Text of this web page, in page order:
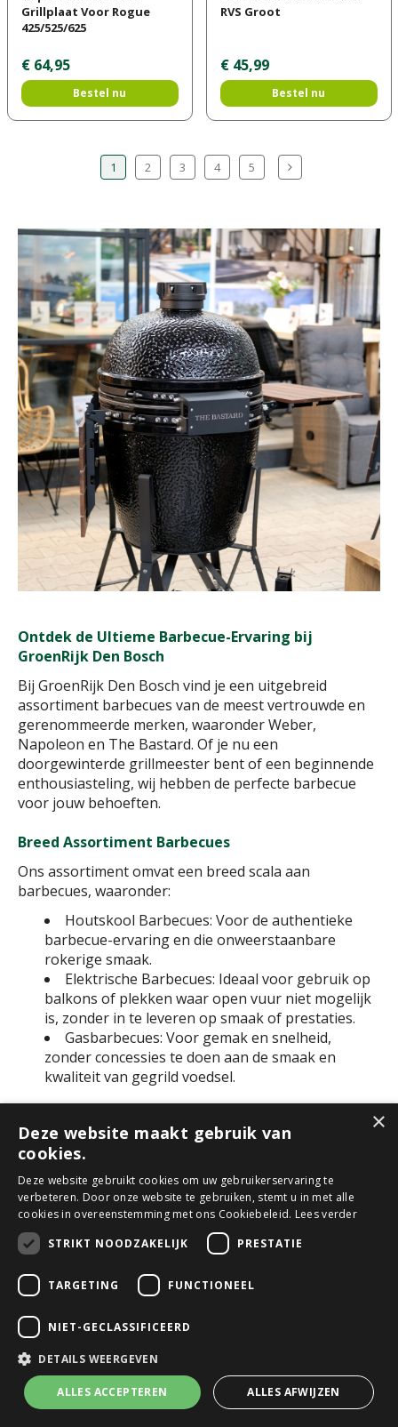
Grillplaat Voor Rogue
425/525/625
€ 64,95
Bestel nu
RVS Groot
€ 45,99
Bestel nu
1 2 3 4 5
Ontdek de Ultieme Barbecue-Ervaring bij
GroenRijk Den Bosch
Bij GroenRijk Den Bosch vind je een uitgebreid
assortiment barbecues van de meest vertrouwde en
gerenommeerde merken, waaronder Weber,
Napoleon en The Bastard. Of je nu een
doorgewinterde grillmeester bent of een beginnende
enthousiasteling, wij hebben de perfecte barbecue
voor jouw behoeften.
Breed Assortiment Barbecues
Ons assortiment omvat een breed scala aan
barbecues, waaronder:
Houtskool Barbecues: Voor de authentieke
barbecue-ervaring en die onweerstaanbare
rokerige smaak.
Elektrische Barbecues: Ideaal voor gebruik op
balkons of plekken waar open vuur niet mogelijk
is, zonder in te leveren op smaak of prestaties.
Gasbarbecues: Voor gemak en snelheid,
zonder concessies te doen aan de smaak en
kwaliteit van gegrild voedsel.
Wij zijn trots op ons aanbod van topmerken die
synoniem staan voor kwaliteit, innovatie en
prestaties:
Weber: Een pionier op het gebied van
barbecues, bekend om zijn duurzaamheid,
veelzijdigheid en ongeëvenaarde smaak.
Napoleon: Toonaangevend in luxe en
prestatie, met geavanceerde functies die elke
The Bastard: Robuust, veelzijdig en gebouwd
om lang mee te gaan, perfect voor wie op zoek is
naar een echte kamado-ervaring.
Maak je Barbecue-ervaring Compleet
×
Deze website maakt gebruik van
cookies.
Deze website gebruikt cookies om uw gebruikerservaring te
verbeteren. Door onze website te gebruiken, stemt u in met alle
cookies in overeenstemming met ons Cookiebeleid. Lees verder
STRIKT NOODZAKELIJK
PRESTATIE
TARGETING FUNCTIONEEL
NIET-GECLASSIFICEERD
DETAILS WEERGEVEN
ALLES ACCEPTEREN ALLES AFWIJZEN